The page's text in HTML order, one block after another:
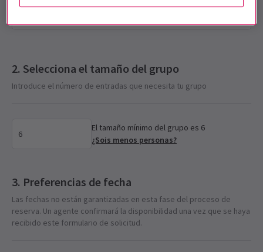
Selecciona el tamaño del grupo
Introduce el número de entradas que necesita tu grupo
El tamaño mínimo del grupo es 6
¿Sois menos personas?
Preferencias de fecha
Las fechas no están garantizadas en esta fase del proceso de
reserva. Un agente confirmará la disponibilidad una vez que se haya
recibido este formulario de solicitud.